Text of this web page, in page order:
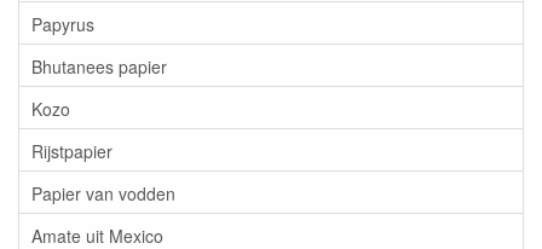
Papyrus
Bhutanees papier
Kozo
Rijstpapier
Papier van vodden
Amate uit Mexico